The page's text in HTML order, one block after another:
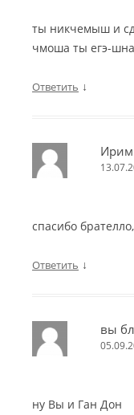
ты никчемыш и
чмоша ты егэ-
Ответить ↓
спасибо
Ответить ↓
вы
ну Вы и Ган Дон